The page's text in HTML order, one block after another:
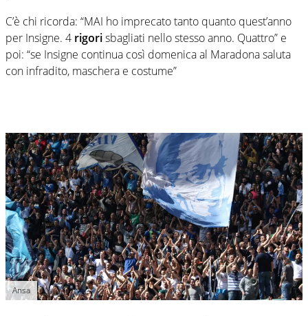
C’è chi ricorda: “MAI ho imprecato tanto quanto quest’anno
per Insigne. 4 rigorisbagliati nello stesso anno. Quattro” e
poi: “se Insigne continua così domenica al Maradona saluta
con infradito, maschera e costume”
Ansa